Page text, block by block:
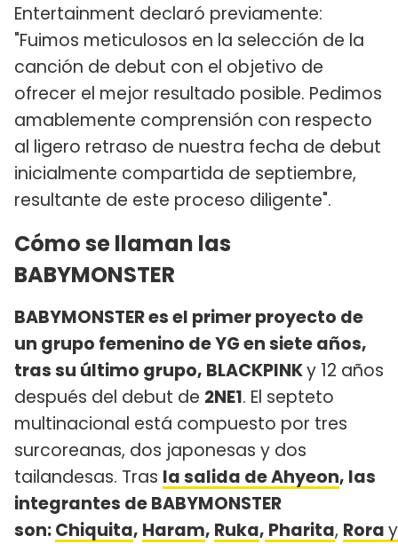
Entertainment declaró previamente:
"Fuimos meticulosos en la selección de la
canción de debut con el objetivo de
ofrecer el mejor resultado posible. Pedimos
amablemente comprensión con respecto
al ligero retraso de nuestra fecha de debut
inicialmente compartida de septiembre,
resultante de este proceso diligente".
Cómo se llaman las
BABYMONSTER
BABYMONSTER es el primer proyecto de
un grupo femenino de YG en siete años,
tras su último grupo, BLACKPINKy 12 años
después del debut de 2NE1. El septeto
multinacional está compuesto por tres
surcoreanas, dos japonesas y dos
tailandesas. Tras la salida de Ahyeon, las
integrantes de BABYMONSTER
son:Chiquita, Haram, Ruka, Pharita, Roray